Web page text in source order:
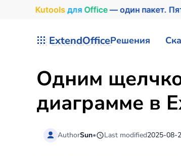
KutoolsдляOffice— один пакет.
ExtendOfficeРешения
Одним
диаграмме в
AuthorSun• Last modified2025-08-